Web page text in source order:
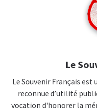
Le
Le Souvenir Français
reconnue d’utilité
vocation d'honorer la